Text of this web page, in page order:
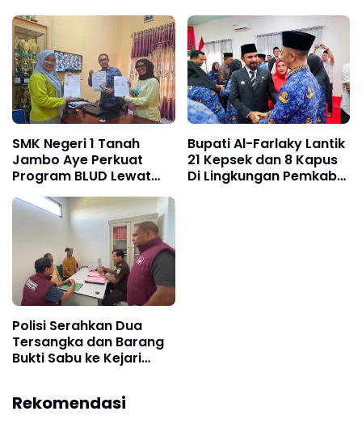
SMK Negeri 1 Tanah
Jambo Aye Perkuat
Program BLUD Lewat
Sinergi Antarsekolah
Bupati Al-Farlaky Lantik
21 Kepsek dan 8 Kapus
Di Lingkungan Pemkab
Polisi Serahkan Dua
Tersangka dan Barang
Bukti Sabu ke Kejari
Rekomendasi